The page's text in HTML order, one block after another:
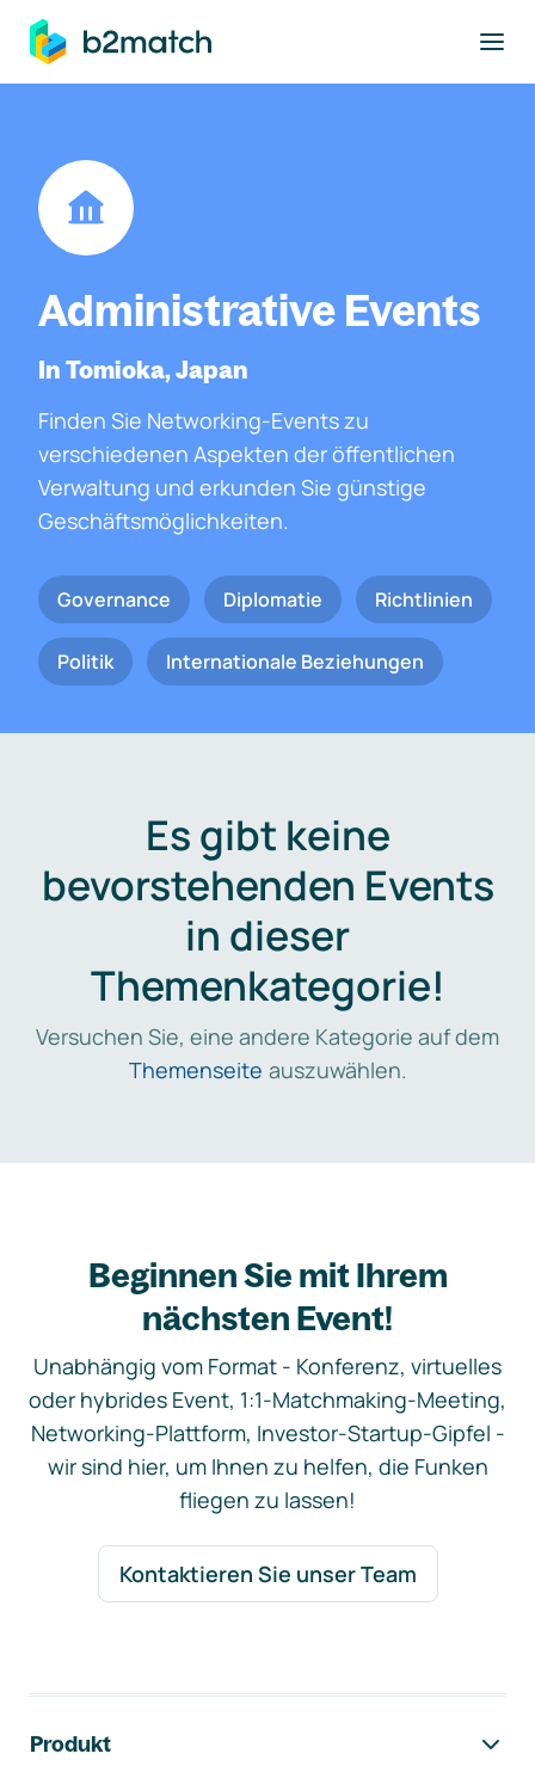
springen
Administrative Events
In Tomioka, Japan
Finden Sie Networking-Events zu
verschiedenen Aspekten der öffentlichen
Verwaltung und erkunden Sie günstige
Geschäftsmöglichkeiten.
Governance Diplomatie Richtlinien
Politik Internationale Beziehungen
Es gibt keine
bevorstehenden Events
in dieser
Themenkategorie!
Versuchen Sie, eine andere Kategorie auf dem
Themenseite auszuwählen.
Beginnen Sie mit Ihrem
nächsten Event!
Unabhängig vom Format - Konferenz, virtuelles
oder hybrides Event, 1:1-Matchmaking-Meeting,
Networking-Plattform, Investor-Startup-Gipfel -
wir sind hier, um Ihnen zu helfen, die Funken
fliegen zu lassen!
Kontaktieren Sie unser Team
Produkt